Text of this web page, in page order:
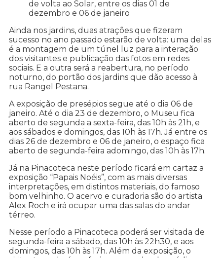
de volta ao Solar, entre os dias 01 de
dezembro e 06 de janeiro
Ainda nos jardins, duas atrações que fizeram
sucesso no ano passado estarão de volta: uma delas
é a montagem de um túnel luz para a interação
dos visitantes e publicação das fotos em redes
sociais. E a outra será a reabertura, no período
noturno, do portão dos jardins que dão acesso à
rua Rangel Pestana.
A exposição de presépios segue até o dia 06 de
janeiro. Até o dia 23 de dezembro, o Museu fica
aberto de segunda a sexta-feira, das 10h às 21h, e
aos sábados e domingos, das 10h às 17h. Já entre os
dias 26 de dezembro e 06 de janeiro, o espaço fica
aberto de segunda-feira adomingo, das 10h às 17h.
Já na Pinacoteca neste período ficará em cartaz a
exposição “Papais Noéis”, com as mais diversas
interpretações, em distintos materiais, do famoso
bom velhinho. O acervo e curadoria são do artista
Alex Roch e irá ocupar uma das salas do andar
térreo.
Nesse período a Pinacoteca poderá ser visitada de
segunda-feira a sábado, das 10h às 22h30, e aos
domingos, das 10h às 17h. Além da exposição, o